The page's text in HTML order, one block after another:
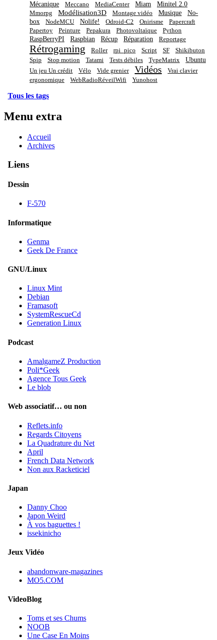
Mécanique Meccano MediaCenter Miam Minitel 2.0
Mmorpg Modélisation3D Montage vidéo Musique
No-
box
NodeMCU Nolife! Odroid-C2 Onirisme
Papercraft
Papertoy
Peinture Pepakura Photovoltaïque Python
RaspBerryPI Raspbian Récup Réparation Reportage
Rétrogaming Roller rpi_pico Script SF
Shikibuton
Spip
Stop motion Tatami Tests débiles TypeMatrix Ubuntu
Un jeu Un crédit Vélo Vide grenier Vidéos
Vrai clavier
ergonomique
WebRadioRéveilWifi Yunohost
Tous les tags
Menu extra
Accueil
Archives
Liens
Dessin
F-570
Informatique
Genma
Geek De France
GNU/Linux
Linux Mint
Debian
Framasoft
SystemRescueCd
Generation Linux
Podcast
AmalgameZ Production
Poli*Geek
Agence Tous Geek
Le blob
Web associatif… ou non
Reflets.info
Regards Citoyens
La Quadrature du Net
April
French Data Network
Non aux Racketiciel
Japan
Danny Choo
Japon Weird
À vos baguettes !
issekinicho
Jeux Vidéo
abandonware-magazines
MO5.COM
VideoBlog
Toms et ses Chums
NOOB
Une Case En Moins